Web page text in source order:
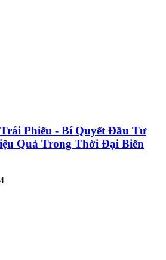
Phiếu - Bí Quyết Đầu Tư
Quả Trong Thời Đại Biến